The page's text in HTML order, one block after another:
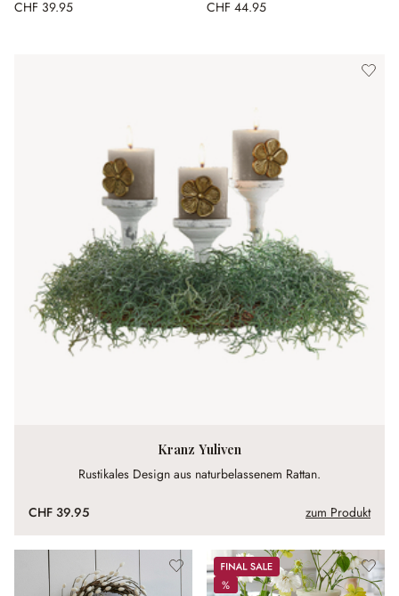
CHF 39.95 CHF 44.95
Kranz Yuliven
Rustikales Design aus naturbelassenem Rattan.
CHF 39.95 zum Produkt
Sale
%
%